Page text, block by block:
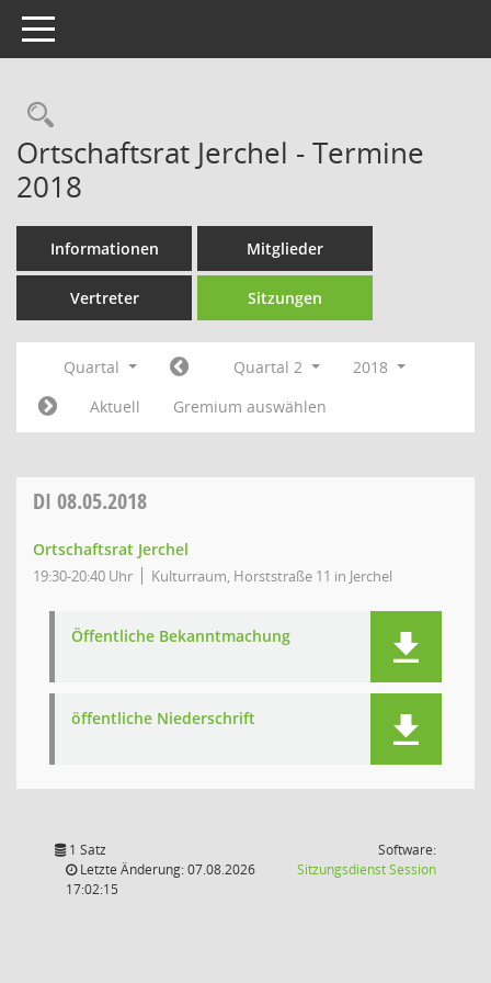
Toggle navigation
Rechercheauswahl
Ortschaftsrat Jerchel - Termine
2018
Informationen Mitglieder
Vertreter Sitzungen
Quartal Quartal 2
2018
Aktuell
Gremium auswählen
DI 08.05.2018
Ortschaftsrat Jerchel
19:30-20:40 Uhr Kulturraum, Horststraße 11 in Jerchel
Öffentliche Bekanntmachung
öffentliche Niederschrift
1 Satz
Letzte Änderung: 07.08.2026
17:02:15
Software:
SitzungsdienstSession(Wird in